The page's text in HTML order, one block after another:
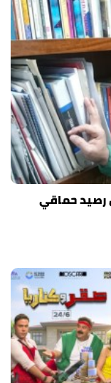
رصيد حماقي